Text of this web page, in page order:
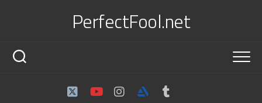
PerfectFool.net